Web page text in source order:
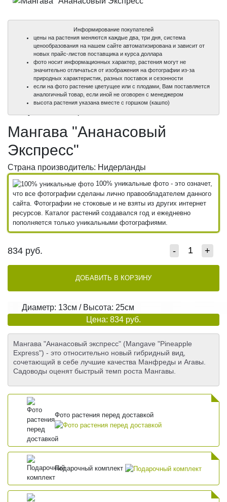
100%
100%
Информирование покупателей
цены на растения меняются каждые два, три дня, система
ценообразования на нашем сайте автоматизирована и зависит от
новых прайс-листов поставщика и курса доллара
фото носит информационных характер, растения могут не
значительно отличаться от изображения на фотографии из-за
природных характеристик, разных поставок и сезонности
если на фото растение цветущее или с плодами, Вам поставляется
аналогичный товар, если иной не оговорен с менеджером
высота растения указана вместе с горшком (кашпо)
Мангава "Ананасовый
Экспресс"
Страна производитель: Нидерланды
100% уникальные фото - это означет,
что все фотографии сделаны лично правообладателем данного
сайта. Фотографии не стоковые и не взяты из других интернет
ресурсов. Каталог растений создавался год и ежедневно
пополняется только уникальными фотографиями.
834 руб. - +
ДОБАВИТЬ В КОРЗИНУ
Диаметр: 13см / Высота: 25см
Цена: 834 руб.
Мангава "Ананасовый экспресс" (Mangave "Pineapple
Express") - это относительно новый гибридный вид,
сочетающий в себе лучшие качества Манфреды и Агавы.
Садоводы оценят быстрый темп роста Мангавы.
Фото растения перед доставкой
Подарочный комплект